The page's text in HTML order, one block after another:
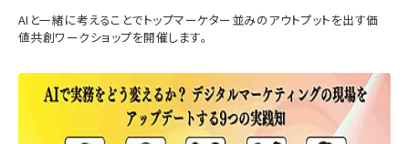
AIと一緒に考えることでトップマーケター並みのアウトプットを出す価
値共創ワークショップを開催します。